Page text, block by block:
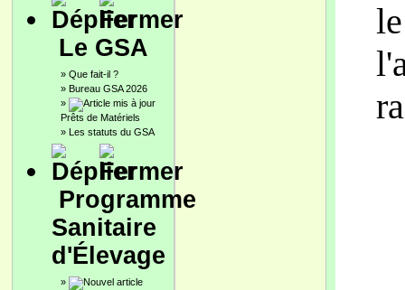
Le GSA
» Que fait-il ?
» Bureau GSA 2026
»
Prêts de Matériels
» Les statuts du GSA
Programme
Sanitaire
d'Élevage
»